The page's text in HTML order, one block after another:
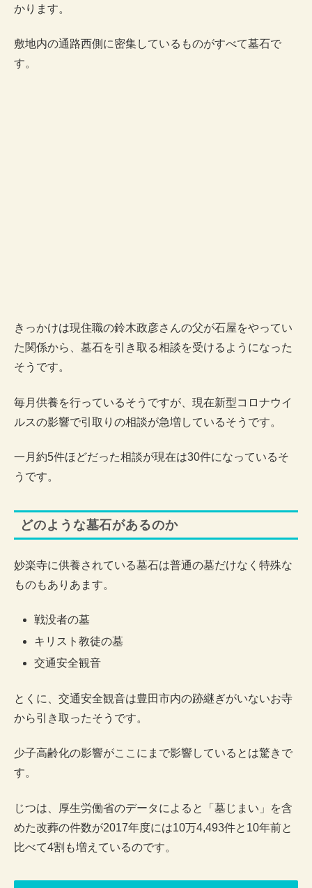
かります。
敷地内の通路西側に密集しているものがすべて墓石で
す。
きっかけは現住職の鈴木政彦さんの父が石屋をやってい
た関係から、墓石を引き取る相談を受けるようになった
そうです。
毎月供養を行っているそうですが、現在新型コロナウイ
ルスの影響で引取りの相談が急増しているそうです。
一月約5件ほどだった相談が現在は30件になっているそ
うです。
どのような墓石があるのか
妙楽寺に供養されている墓石は普通の墓だけなく特殊な
ものもありあます。
戦没者の墓
キリスト教徒の墓
交通安全観音
とくに、交通安全観音は豊田市内の跡継ぎがいないお寺
から引き取ったそうです。
少子高齢化の影響がここにまで影響しているとは驚きで
す。
じつは、厚生労働省のデータによると「墓じまい」を含
めた改葬の件数が2017年度には10万4,493件と10年前と
比べて4割も増えているのです。